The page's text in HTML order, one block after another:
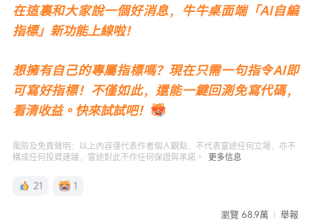
在這裏和大家說一個好消息，牛牛桌面端「AI自編
指標」新功能上線啦！
想擁有自己的專屬指標嗎？現在只需一句指令AI即
可寫好指標！不僅如此，還能一鍵回測免寫代碼，
看清收益。快來試試吧！
風險及免責聲明：以上內容僅代表作者個人觀點，不代表富途任何立場，亦不
構成任何投資建議，富途對此不作任何保證與承諾。
更多信息
21 1
瀏覽 68.9萬 舉報